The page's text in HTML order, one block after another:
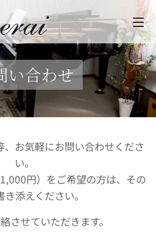
い合わせ
、お気軽にお問い合わせくださ
い。
円）をご希望の方は、その
き添えください。
させていただきます。